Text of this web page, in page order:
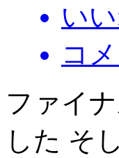
い
コ
ファイ
した そ